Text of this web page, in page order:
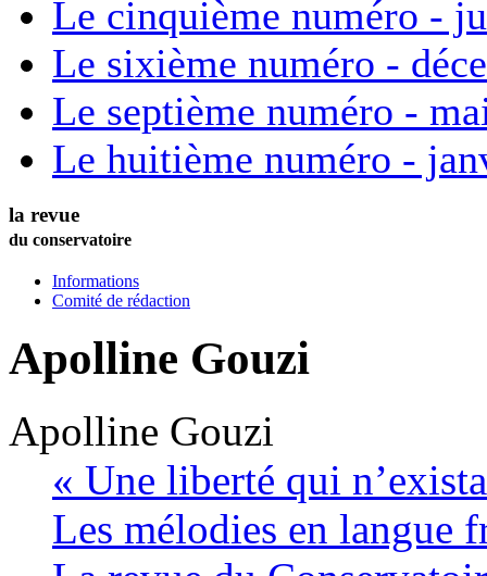
Le cinquième numéro -
Le sixième numéro -
Le septième numéro -
Le huitième numéro -
la revue
du conservatoire
Informations
Comité de rédaction
Apolline Gouzi
Apolline Gouzi
« Une liberté qui
Les mélodies en langue